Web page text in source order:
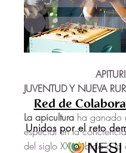
JUVENTUD Y NUEVA
La apicultura ha ganado
especial en la
del siglo XXI debido a la
Ver todo Citizens (1343)
Red de
Unidos por el reto